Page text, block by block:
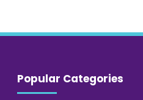
Popular Categories